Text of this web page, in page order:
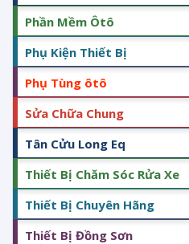
Phần Mềm Ôtô
Phụ Kiện Thiết Bị
Phụ Tùng ôtô
Sửa Chữa Chung
Tân Cửu Long Eq
Thiết Bị Chăm Sóc Rửa Xe
Thiết Bị Chuyên Hãng
Thiết Bị Đồng Sơn